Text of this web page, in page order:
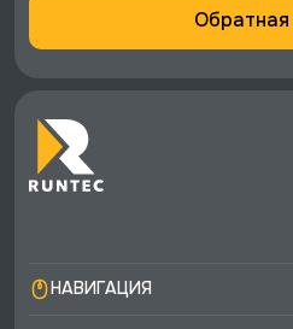
Обратная
НАВИГАЦИЯ